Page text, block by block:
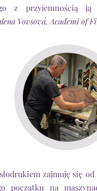
z przyjemnością ją
Vovsová, Academi of
zajmuję się
początku na